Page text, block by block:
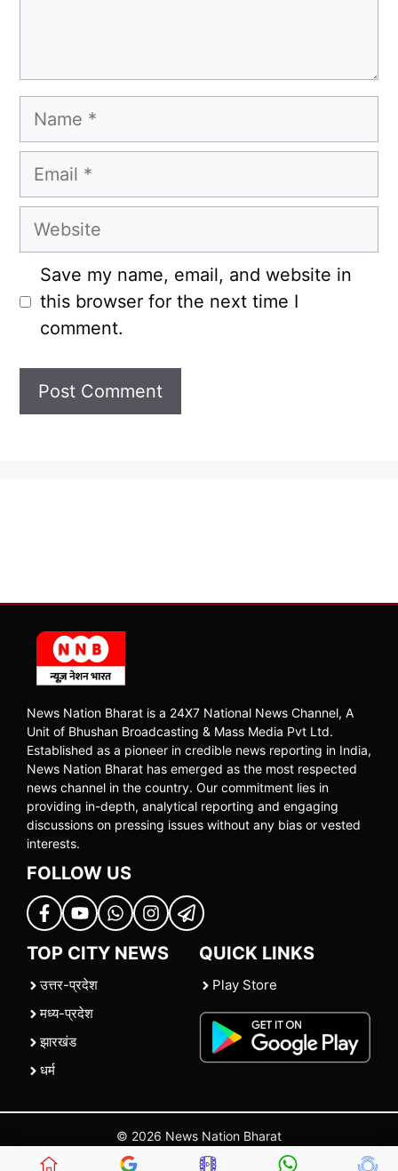
Name
Email
Website
Save my name, email, and website in
this browser for the next time I
comment.
News Nation Bharat is a 24X7 National News Channel, A
Unit of Bhushan Broadcasting & Mass Media Pvt Ltd.
Established as a pioneer in credible news reporting in India,
News Nation Bharat has emerged as the most respected
news channel in the country. Our commitment lies in
providing in-depth, analytical reporting and engaging
discussions on pressing issues without any bias or vested
interests.
FOLLOW US
TOP CITY NEWS
उत्तर-प्रदेश
मध्य-प्रदेश
झारखंड
धर्म
QUICK LINKS
Play Store
© 2026 News Nation Bharat
| |Contact Us |Policies Terms and Conditions